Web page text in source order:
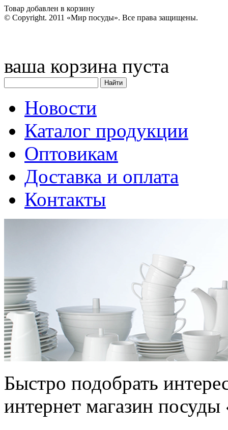
Товар добавлен в корзину
© Copyright. 2011 «Мир посуды». Все права защищены.
ваша корзина пуста
Новости
Каталог продукции
Оптовикам
Доставка и оплата
Контакты
Быстро подобрать
интернет магазин